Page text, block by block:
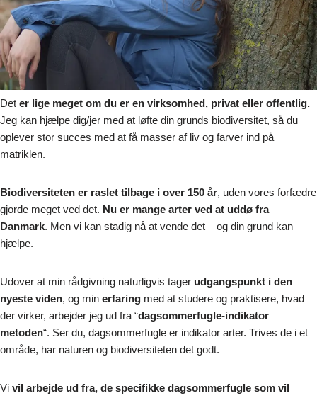
Det er lige meget om du er en virksomhed, privat eller offentlig.
Jeg kan hjælpe dig/jer med at løfte din grunds biodiversitet, så du
oplever stor succes med at få masser af liv og farver ind på
matriklen.
Biodiversiteten er raslet tilbage i over 150 år, uden vores forfædre
gjorde meget ved det. Nu er mange arter ved at uddø fra
Danmark. Men vi kan stadig nå at vende det – og din grund kan
hjælpe.
Udover at min rådgivning naturligvis tager udgangspunkt i den
nyeste viden, og min erfaring med at studere og praktisere, hvad
der virker, arbejder jeg ud fra “dagsommerfugle-indikator
metoden“. Ser du, dagsommerfugle er indikator arter. Trives de i et
område, har naturen og biodiversiteten det godt.
Vi vil arbejde ud fra, de specifikke dagsommerfugle som vil